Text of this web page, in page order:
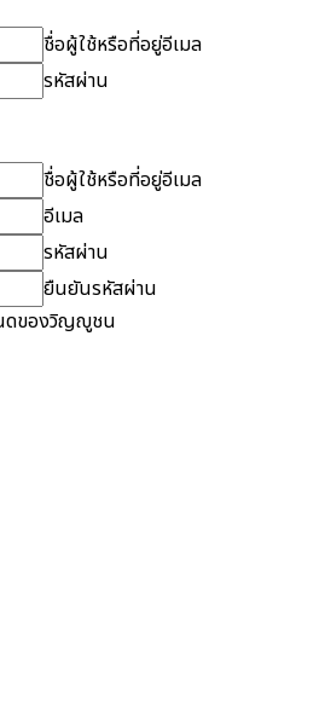
ชื่อผู้ใช้หรือที่อยู่อีเมล
รหัสผ่าน
ชื่อผู้ใช้หรือที่อยู่อีเมล
อีเมล
รหัสผ่าน
ยืนยันรหัสผ่าน
ดของวิญญูชน